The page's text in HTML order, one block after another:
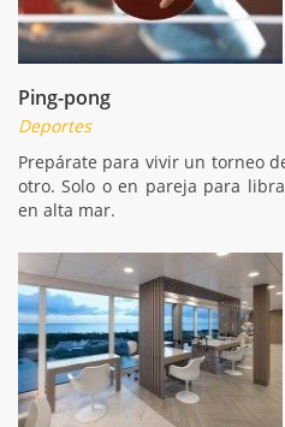
Ping-pong
Deportes
Prepárate para vivir un torneo
otro. Solo o en pareja para
en alta mar.